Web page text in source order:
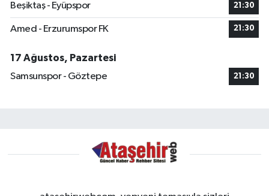
Beşiktaş - Eyüpspor 21:30
Amed - Erzurumspor FK 21:30
17 Ağustos, Pazartesi
Samsunspor - Göztepe
21:30